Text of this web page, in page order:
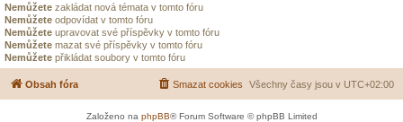
Nemůžete zakládat nová témata v tomto fóru
Nemůžete odpovídat v tomto fóru
Nemůžete upravovat své příspěvky v tomto fóru
Nemůžete mazat své příspěvky v tomto fóru
Nemůžete přikládat soubory v tomto fóru
Obsah fóra Všechny časy jsou v UTC+02:00
Smazat cookies
Založeno na phpBB® Forum Software © phpBB Limited